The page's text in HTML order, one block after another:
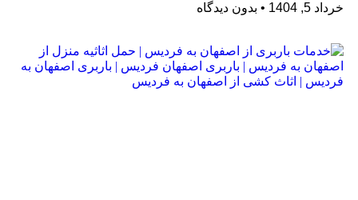
خرداد 5, 1404
بدون دیدگاه